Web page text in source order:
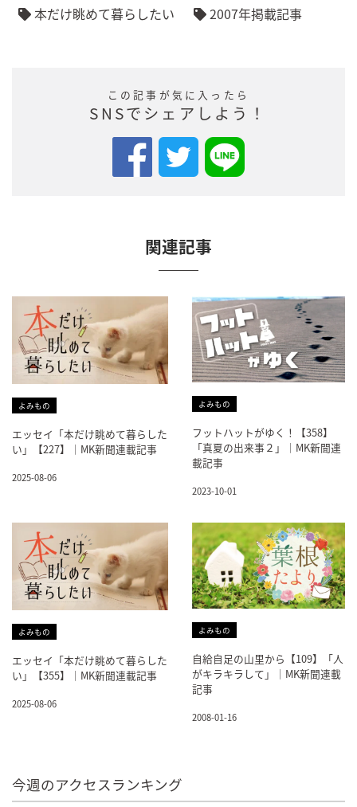
本だけ眺めて暮らしたい 2007年掲載記事
この記事が気に入ったら
SNSでシェアしよう！
関連記事
よみもの
エッセイ「本だけ眺めて暮らした
い」【227】｜MK新聞連載記事
2025-08-06
よみもの
フットハットがゆく！【358】
「真夏の出来事２」｜MK新聞連
載記事
2023-10-01
よみもの
エッセイ「本だけ眺めて暮らした
い」【355】｜MK新聞連載記事
2025-08-06
よみもの
自給自足の山里から【109】「人
がキラキラして」｜MK新聞連載
記事
2008-01-16
今週のアクセスランキング